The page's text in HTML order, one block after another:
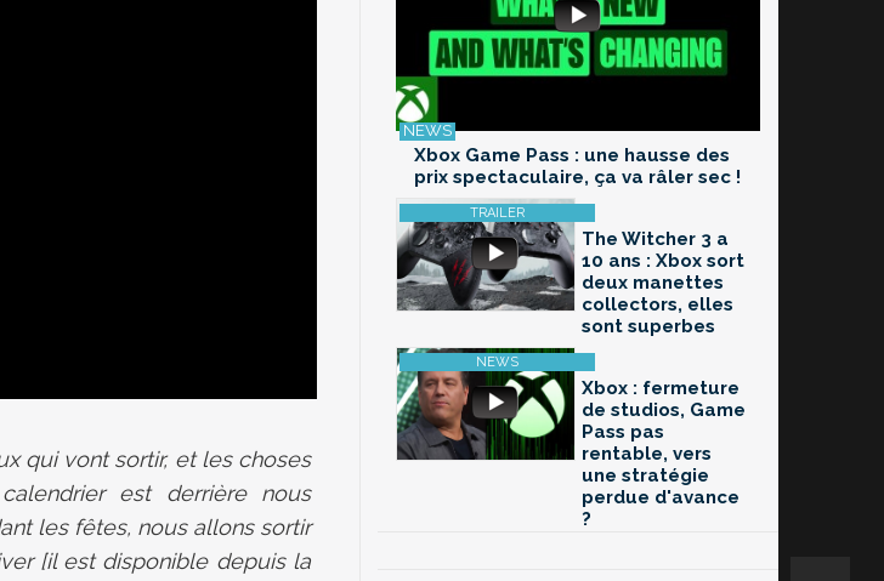
qui vont sortir, et les choses
est derrière nous
les fêtes, nous allons sortir
[il est disponible depuis la
Xbox Game Pass : une hausse des
prix spectaculaire, ça va râler sec !
The Witcher 3 a
10 ans : Xbox sort
deux manettes
collectors, elles
sont superbes
Xbox : fermeture
de studios, Game
Pass pas
rentable, vers
une stratégie
perdue d'avance
?